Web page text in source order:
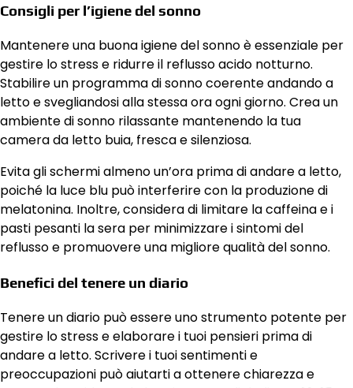
Consigli per l’igiene del sonno
Mantenere una buona igiene del sonno è essenziale per
gestire lo stress e ridurre il reflusso acido notturno.
Stabilire un programma di sonno coerente andando a
letto e svegliandosi alla stessa ora ogni giorno. Crea un
ambiente di sonno rilassante mantenendo la tua
camera da letto buia, fresca e silenziosa.
Evita gli schermi almeno un’ora prima di andare a letto,
poiché la luce blu può interferire con la produzione di
melatonina. Inoltre, considera di limitare la caffeina e i
pasti pesanti la sera per minimizzare i sintomi del
reflusso e promuovere una migliore qualità del sonno.
Benefici del tenere un diario
Tenere un diario può essere uno strumento potente per
gestire lo stress e elaborare i tuoi pensieri prima di
andare a letto. Scrivere i tuoi sentimenti e
preoccupazioni può aiutarti a ottenere chiarezza e